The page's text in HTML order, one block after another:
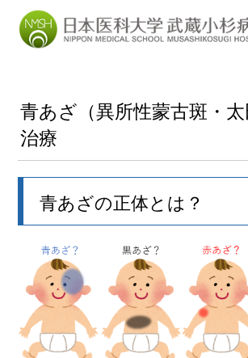
青あざ（異所性蒙古斑・
治療
青あざの正体とは？